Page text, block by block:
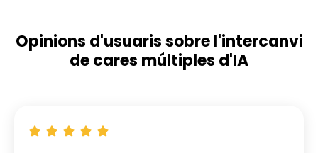
Opinions d'usuaris sobre l'intercanvi
de cares múltiples d'IA